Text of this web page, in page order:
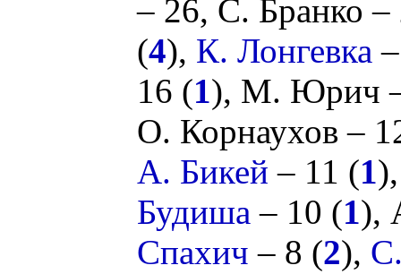
– 26, С. Бранко –
(4), К. Лонгевка
16 (1), М. Юрич
О. Корнаухов –
А. Бикей – 11 (1
Будиша – 10 (1),
Спахич – 8 (2),